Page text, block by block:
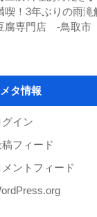
喫！3年ぶりの雨
腐専門店 -鳥取市
メタ情報
グイン
稿フィード
メントフィード